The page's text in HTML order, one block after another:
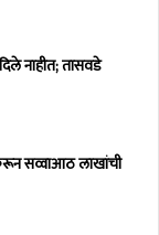
नाहीत; तासवडे
सव्वाआठ लाखांची